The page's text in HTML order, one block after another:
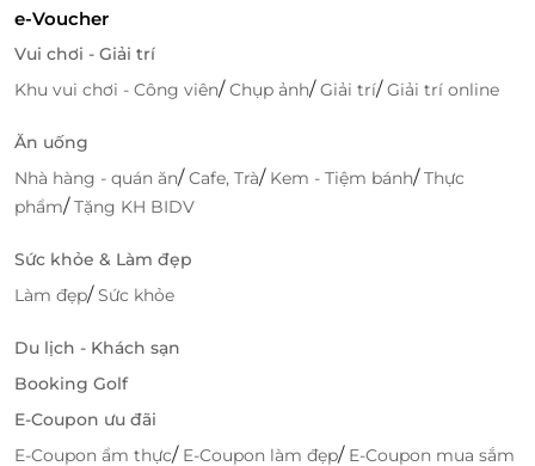
e-Voucher
Vui chơi - Giải trí
Khu vui chơi - Công viên/Chụp ảnh/Giải trí/Giải trí online
Ăn uống
Nhà hàng - quán ăn/Cafe, Trà/ Kem - Tiệm bánh/Thực
phẩm/Tặng KH BIDV
Sức khỏe & Làm đẹp
Làm đẹp/Sức khỏe
Du lịch - Khách sạn
Booking Golf
E-Coupon ưu đãi
E-Coupon ẩm thực/ E-Coupon làm đẹp/ E-Coupon mua sắm